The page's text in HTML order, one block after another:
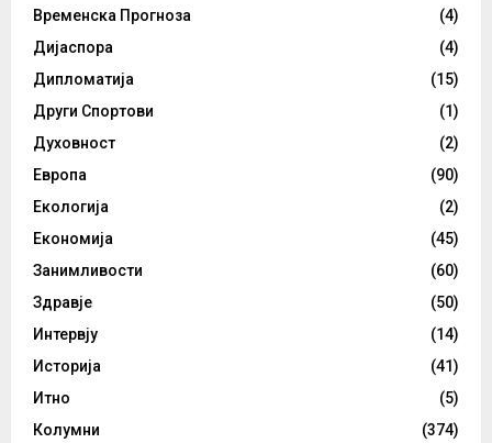
Временска Прогноза
(4)
Дијаспора
(4)
Дипломатија
(15)
Други Спортови
(1)
Духовност
(2)
Европа
(90)
Екологија
(2)
Економија
(45)
Занимливости
(60)
Здравје
(50)
Интервју
(14)
Историја
(41)
Итно
(5)
Колумни
(374)